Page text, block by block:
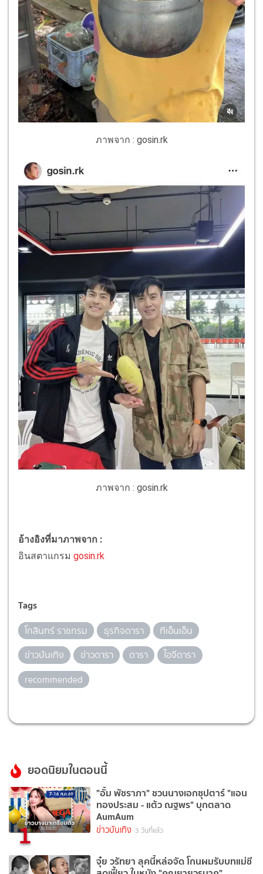
ภาพจาก : gosin.rk
ภาพจาก : gosin.rk
อ้างอิงที่มาภาพจาก :
อินสตาแกรม gosin.rk
Tags
โกสินทร์ ราชกรม ธุรกิจดารา
ทีเอ็นเอ็น
ข่าวบันเทิง
ข่าวดารา ดารา
ไอจีดารา
recommended
ยอดนิยมในตอนนี้
1
"อั้ม พัชราภา" ชวนนางเอกซุปตาร์ "แอน
ทองประสม - แต้ว ณฐพร" บุกตลาด
AumAum
ข่าวบันเทิง 3 วันที่แล้ว
จุ๋ย วรัทยา ลุคนี้หล่อจัด โกนผมรับบทแม่ชี